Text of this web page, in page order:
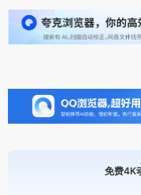
免费4K